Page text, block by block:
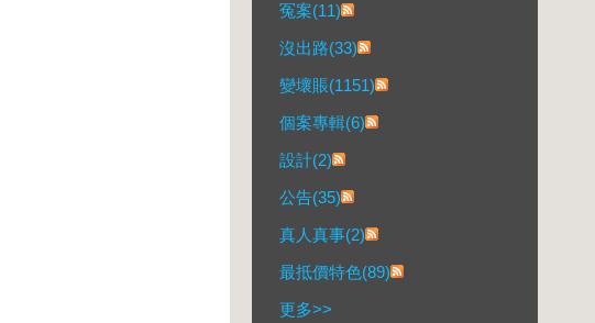
冤案(11)
沒出路(33)
變壞賬(1151)
個案專輯(6)
設計(2)
公告(35)
真人真事(2)
最抵價特色(89)
更多>>